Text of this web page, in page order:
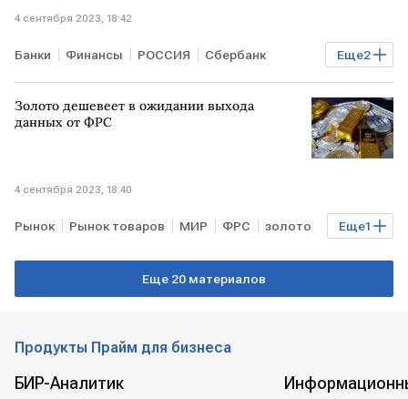
4 сентября 2023, 18:42
Еще2
Банки Финансы РОССИЯ Сбербанк
товарный знак китайский язык
Золото дешевеет в ожидании выхода
данных от ФРС
4 сентября 2023, 18:40
Еще1
Рынок Рынок товаров МИР ФРС золото
итоги торгов
Еще 20 материалов
Продукты Прайм для бизнеса
БИР-Аналитик